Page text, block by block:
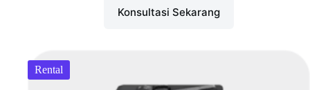
Konsultasi Sekarang
Rental